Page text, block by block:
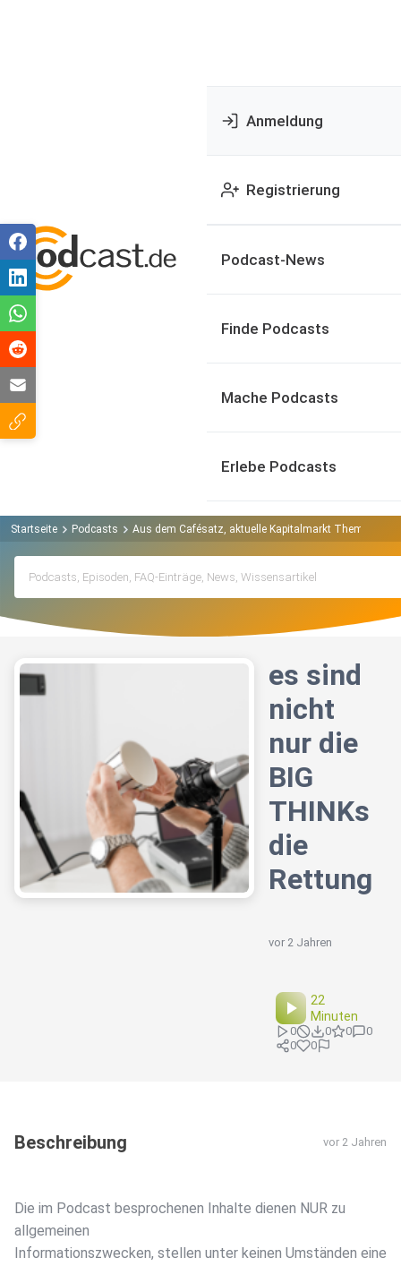
Anmeldung
Registrierung
Podcast-News
Finde Podcasts
Mache Podcasts
Erlebe Podcasts
Startseite Podcasts Aus dem Cafésatz, aktuelle Kapitalmarkt Themen
es sind
nicht
nur die
BIG
THINKs
die
Rettung
vor 2 Jahren
22
Minuten
0 0 0
0
0
0
Beschreibung vor 2 Jahren
Die im Podcast besprochenen Inhalte dienen NUR zu
allgemeinen
Informationszwecken, stellen unter keinen Umständen eine